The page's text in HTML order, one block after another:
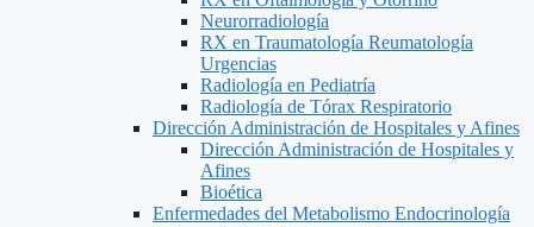
Neurorradiología
RX en Traumatología Reumatología
Urgencias
Radiología en Pediatría
Radiología de Tórax Respiratorio
Dirección Administración de Hospitales y Afines
Dirección Administración de Hospitales y
Afines
Bioética
Enfermedades del Metabolismo Endocrinología